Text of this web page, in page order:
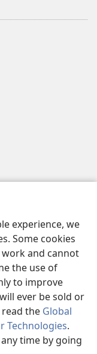
experience, we
Some cookies
and cannot
the use of
to improve
ever be sold or
the Global
Technologies.
time by going
of Pennsylvania.